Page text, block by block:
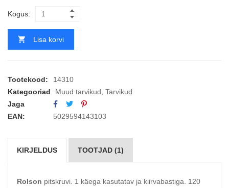
Kogus:
Lisa korvi
Tootekood:
14310
Kategooriad
Muud tarvikud Tarvikud
Jaga
EAN:
5029594143103
KIRJELDUS TOOTJAD (1)
Rolson pitskruvi. 1 käega kasutatav ja kiirvabastiga. 120